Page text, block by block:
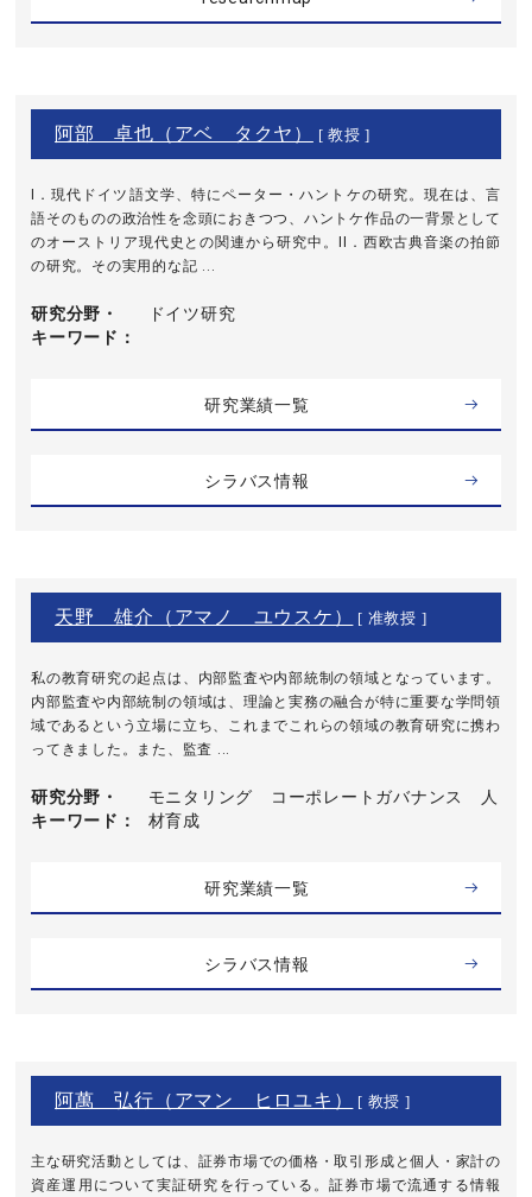
阿部 卓也（アベ タクヤ） [ 教授 ]
I．現代ドイツ語文学、特にペーター・ハントケの研究。現在は、言
語そのものの政治性を念頭におきつつ、ハントケ作品の一背景として
のオーストリア現代史との関連から研究中。II．西欧古典音楽の拍節
の研究。その実用的な記 ...
研究分野・
キーワード
ドイツ研究
研究業績一覧
シラバス情報
天野 雄介（アマノ ユウスケ） [ 准教授 ]
私の教育研究の起点は、内部監査や内部統制の領域となっています。
内部監査や内部統制の領域は、理論と実務の融合が特に重要な学問領
域であるという立場に立ち、これまでこれらの領域の教育研究に携わ
ってきました。また、監査 ...
研究分野・
キーワード
モニタリング コーポレートガバナンス 人
材育成
研究業績一覧
シラバス情報
阿萬 弘行（アマン ヒロユキ） [ 教授 ]
主な研究活動としては、証券市場での価格・取引形成と個人・家計の
資産運用について実証研究を行っている。証券市場で流通する情報